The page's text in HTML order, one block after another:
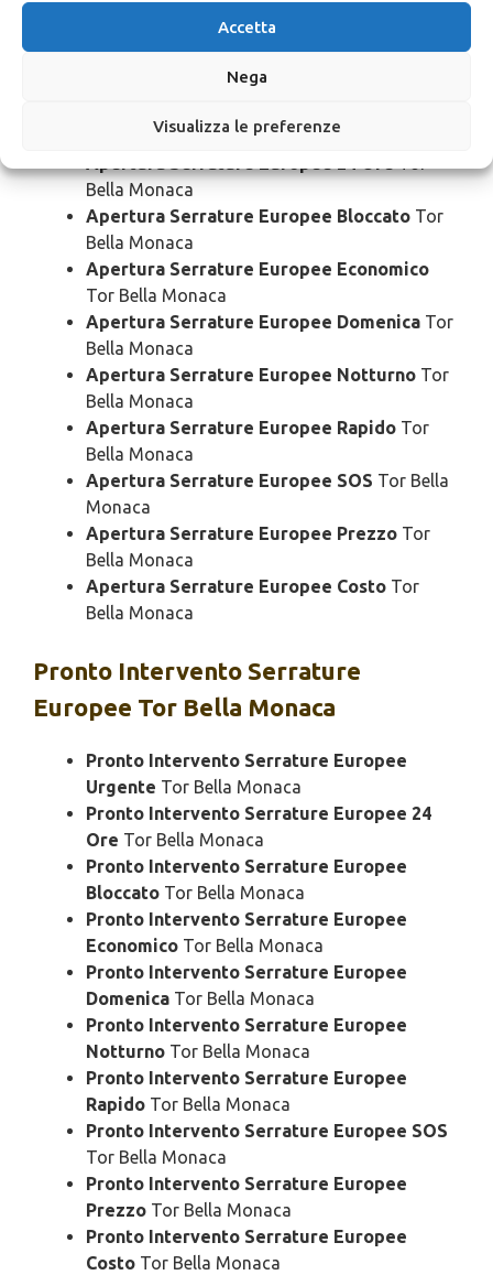
Accetta
Nega
Visualizza le preferenze
Serrature Europee Tor
Bella Monaca
Bella Monaca
Bella Monaca
Apertura Serrature Europee Bloccato Tor
Bella Monaca
Apertura Serrature Europee Economico
Tor Bella Monaca
Apertura Serrature Europee Domenica Tor
Bella Monaca
Apertura Serrature Europee Notturno Tor
Bella Monaca
Apertura Serrature Europee Rapido Tor
Bella Monaca
Apertura Serrature Europee SOS Tor Bella
Monaca
Apertura Serrature Europee Prezzo Tor
Bella Monaca
Apertura Serrature Europee Costo Tor
Bella Monaca
Pronto Intervento Serrature
Europee Tor Bella Monaca
Pronto Intervento Serrature Europee
Urgente Tor Bella Monaca
Pronto Intervento Serrature Europee 24
Ore Tor Bella Monaca
Pronto Intervento Serrature Europee
Bloccato Tor Bella Monaca
Pronto Intervento Serrature Europee
Economico Tor Bella Monaca
Pronto Intervento Serrature Europee
Domenica Tor Bella Monaca
Pronto Intervento Serrature Europee
Notturno Tor Bella Monaca
Pronto Intervento Serrature Europee
Rapido Tor Bella Monaca
Pronto Intervento Serrature Europee SOS
Tor Bella Monaca
Pronto Intervento Serrature Europee
Prezzo Tor Bella Monaca
Pronto Intervento Serrature Europee
Costo Tor Bella Monaca